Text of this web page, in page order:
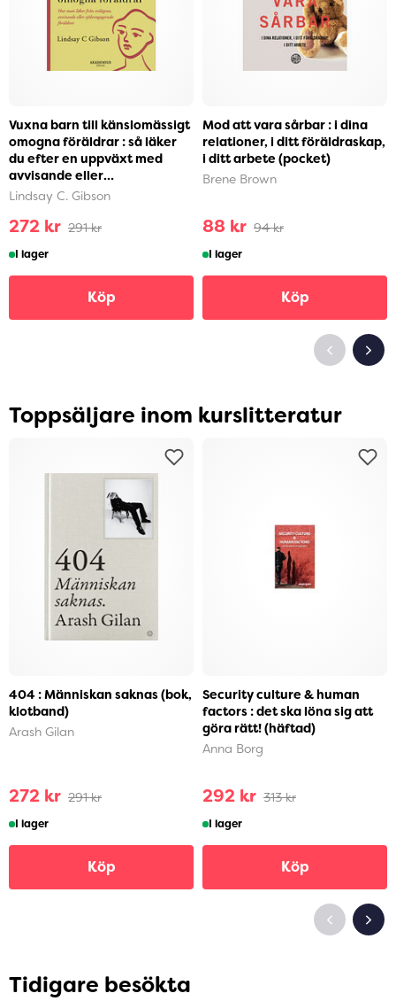
Vuxna barn till känslomässigt
omogna föräldrar : så läker
du efter en uppväxt med
avvisande eller
självupptagna föräldra...
Lindsay C. Gibson
272 kr 291 kr
I lager
Köp
Mod att vara sårbar : i dina
relationer, i ditt föräldraskap,
i ditt arbete (pocket)
Brene Brown
88 kr 94 kr
I lager
Köp
Toppsäljare inom kurslitteratur
404 : Människan saknas (bok,
klotband)
Arash Gilan
272 kr 291 kr
I lager
Köp
Security culture & human
factors : det ska löna sig att
göra rätt! (häftad)
Anna Borg
292 kr 313 kr
I lager
Köp
Tidigare besökta